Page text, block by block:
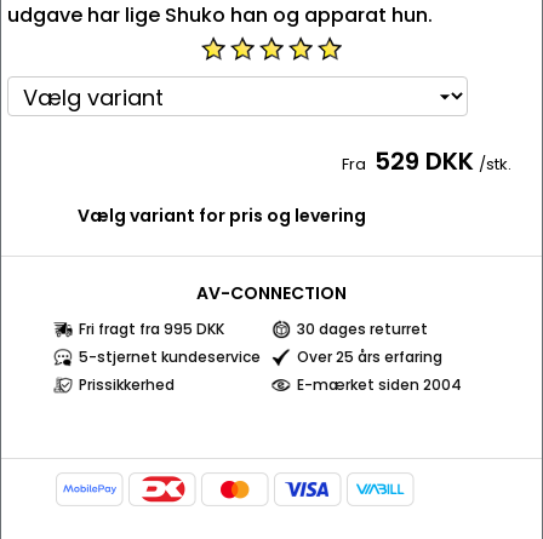
udgave har lige Shuko han og apparat hun.
Fra 529 DKK /stk.
Vælg variant for pris og levering
AV-CONNECTION
Fri fragt fra 995 DKK
30 dages returret
5-stjernet kundeservice
Over 25 års erfaring
Prissikkerhed
E-mærket siden 2004